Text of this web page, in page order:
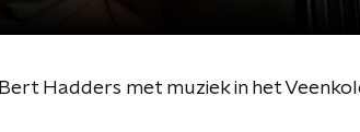
Bert Hadders met muziek in het